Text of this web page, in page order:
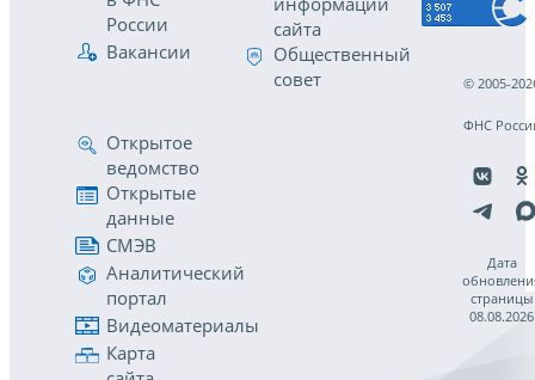
России
Вакансии
сайта
Общественный
совет
Открытое
ведомство
Открытые
данные
СМЭВ
Аналитический
портал
Видеоматериалы
Карта
© 2005-
ФНС
Дата
страницы
08.08.2026